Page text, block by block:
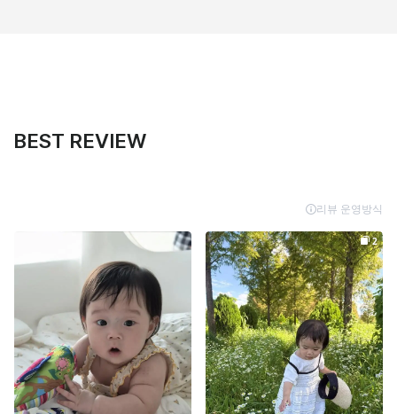
BEST REVIEW